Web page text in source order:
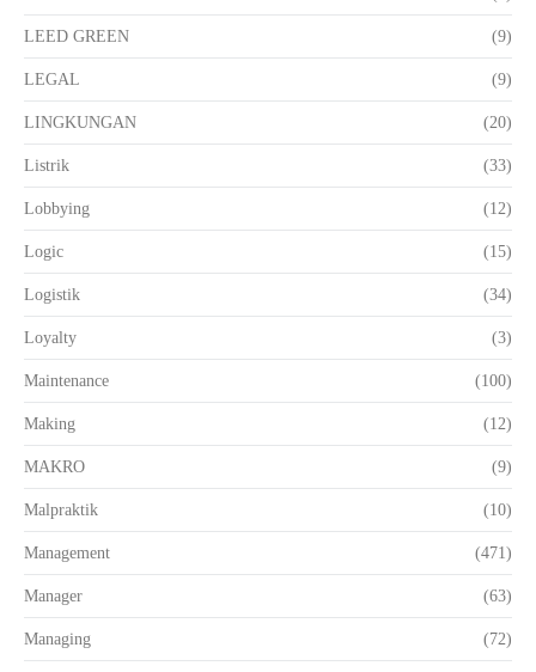
LEED GREEN (9)
LEGAL (9)
LINGKUNGAN (20)
Listrik (33)
Lobbying (12)
Logic (15)
Logistik (34)
Loyalty (3)
Maintenance (100)
Making (12)
MAKRO (9)
Malpraktik (10)
Management (471)
Manager (63)
Managing (72)